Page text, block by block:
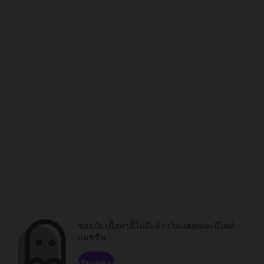
ขออภัย เนื้อหานี้ไม่มีแล้ว เว้นแต่คุณจะมีไทม์
แมชชีน